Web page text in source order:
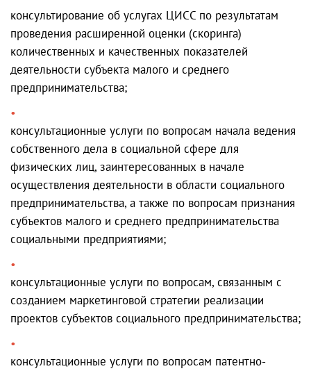
консультирование об услугах ЦИСС по результатам
проведения расширенной оценки (скоринга)
количественных и качественных показателей
деятельности субъекта малого и среднего
предпринимательства;
консультационные услуги по вопросам начала ведения
собственного дела в социальной сфере для
физических лиц, заинтересованных в начале
осуществления деятельности в области социального
предпринимательства, а также по вопросам признания
субъектов малого и среднего предпринимательства
социальными предприятиями;
консультационные услуги по вопросам, связанным с
созданием маркетинговой стратегии реализации
проектов субъектов социального предпринимательства;
консультационные услуги по вопросам патентно-